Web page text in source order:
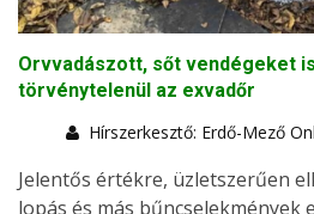
Orvvadászott, sőt vendégeket
törvénytelenül az exvadőr
Hírszerkesztő: Erdő-Mező
Jelentős értékre, üzletszerűen
lopás és más bűncselekmények